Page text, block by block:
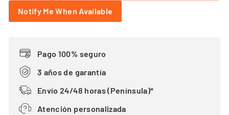
Notify Me When Available
Pago 100% seguro
3 años de garantía
Envío 24/48 horas (Península)*
Atención personalizada